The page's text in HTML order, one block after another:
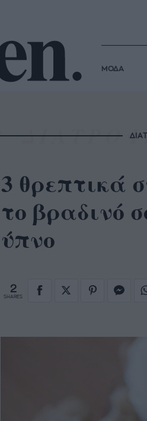
ΜΟΔΑ
3 θρεπτικά
το βραδινό
ύπνο
2
SHARES